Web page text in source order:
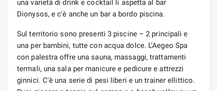
una varietà di drink e cocktail li aspetta al bar
Dionysos, e c'è anche un bar a bordo piscina.
Sul territorio sono presenti 3 piscine – 2 principali e
una per bambini, tutte con acqua dolce. L'Aegeo Spa
con palestra offre una sauna, massaggi, trattamenti
termali, una sala per manicure e pedicure e attrezzi
ginnici. C'è una serie di pesi liberi e un trainer ellittico.